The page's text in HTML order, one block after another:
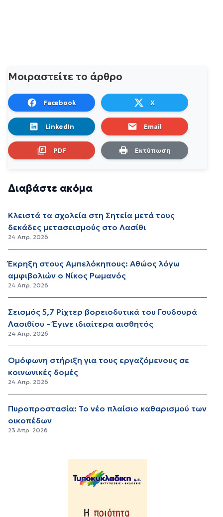
Μοιραστείτε το άρθρο
Facebook X
LinkedIn Email
PDF Εκτύπωση
Διαβάστε ακόμα
Κλειστά τα σχολεία στη Σητεία μετά τους
δεκάδες μετασεισμούς στο Λασίθι
24 Απρ. 2026
Έκρηξη στους Αμπελόκηπους: Αθώος λόγω
αμφιβολιών ο Νίκος Ρωμανός
24 Απρ. 2026
Σεισμός 5,7 Ρίχτερ βορειοδυτικά του Γουδουρά
Λασιθίου – Έγινε ιδιαίτερα αισθητός
24 Απρ. 2026
Ομόφωνη στήριξη για τους εργαζόμενους σε
κοινωνικές δομές
24 Απρ. 2026
Πυροπροστασία: Το νέο πλαίσιο καθαρισμού των
οικοπέδων
23 Απρ. 2026